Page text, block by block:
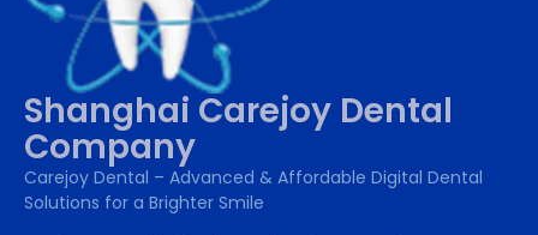
Shanghai Carejoy Dental
Company
Carejoy Dental – Advanced & Affordable Digital Dental
Solutions for a Brighter Smile